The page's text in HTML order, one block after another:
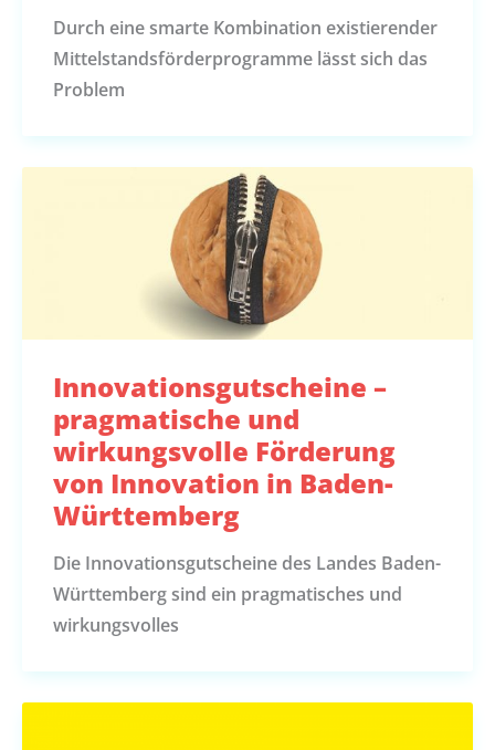
Durch eine smarte Kombination existierender
Mittelstandsförderprogramme lässt sich das
Problem
Innovationsgutscheine –
pragmatische und
wirkungsvolle Förderung
von Innovation in Baden-
Württemberg
Die Innovationsgutscheine des Landes Baden-
Württemberg sind ein pragmatisches und
wirkungsvolles